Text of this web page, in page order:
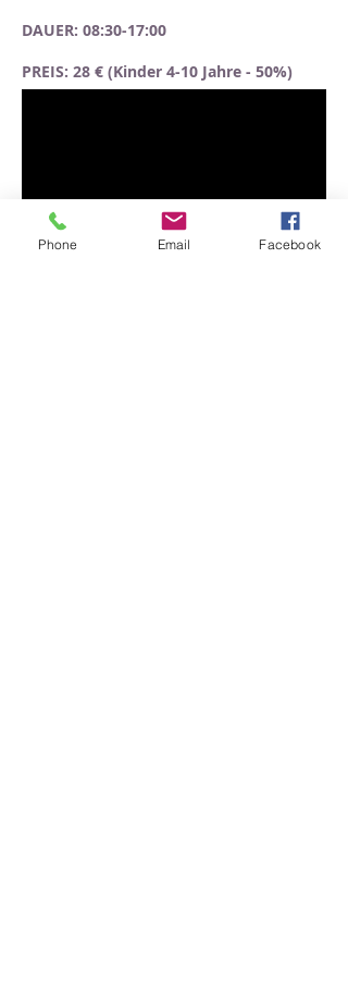
DAUER: 08:30-17:00
PREIS: 28 € (Kinder 4-10 Jahre - 50%)
Phone Email Facebook